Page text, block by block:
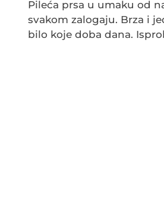
Pileća prsa u umaku od
svakom zalogaju. Brza i
bilo koje doba dana.